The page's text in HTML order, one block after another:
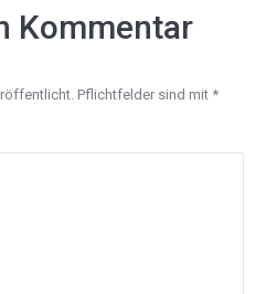
LinkedIn
Kommentar
Pflichtfelder sind mit *